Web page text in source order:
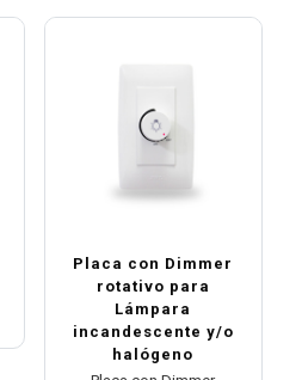
Placa con Dimmer
rotativo para
Lámpara
incandescente y/o
halógeno